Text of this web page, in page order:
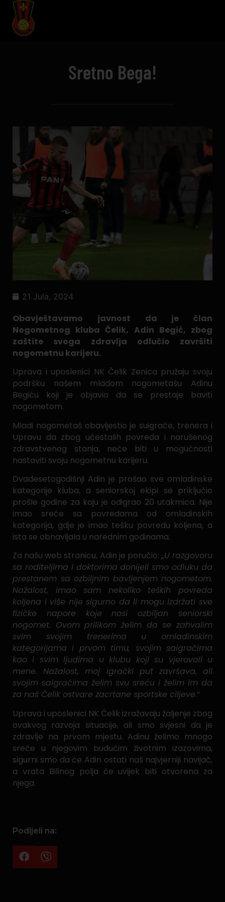
Sretno Bega!
21 Jula, 2024
Obavještavamo javnost da je član
Nogometnog kluba Čelik, Adin Begić, zbog
zaštite svoga zdravlja odlučio završiti
nogometnu karijeru.
Uprava i uposlenici NK Čelik Zenica pružaju svoju
podršku našem mladom nogometašu Adinu
Begiću koji je objavio da se prestaje baviti
nogometom.
Mladi nogometaš obavijestio je suigrače, trenera i
Upravu da zbog učestalih povreda i narušenog
zdravstvenog stanja, neće biti u mogućnosti
nastaviti svoju nogometnu karijeru.
Dvadesetogodišnji Adin je prošao sve omladinske
kategorije kluba, a seniorskoj ekipi se priključio
prošle godine za koju je odigrao 20 utakmica. Nije
imao sreće sa povredama od omladinskih
kategorija, gdje je imao tešku povredu koljena, a
ista se obnavljala u narednim godinama.
Za našu web stranicu, Adin je poručio: „U razgovoru
sa roditeljima i doktorima donijeli smo odluku da
prestanem sa ozbiljnim bavljenjem nogometom.
Nažalost, imao sam nekoliko teških povreda
koljena i više nije sigurno da li mogu izdržati sve
fizičke napore koje nosi ozbiljan seniorski
nogomet. Ovom prilikom želim da se zahvalim
svim svojim trenerima u omladinskim
kategorijama i prvom timu, svojim saigračima
kao i svim ljudima u klubu koji su vjerovali u
mene. Nažalost, moj igrački put završava, ali
svojim saigračima želim svu sreću i želim im da
za naš Čelik ostvare zacrtane sportske ciljeve.“
Uprava i uposlenici NK Čelik izražavaju žaljenje zbog
ovakvog razvoja situacije, ali smo svjesni da je
zdravlje na prvom mjestu. Adinu želimo mnogo
sreće u njegovim budućim životnim izazovima,
sigurni smo da će Adin ostati naš najvjerniji navijač,
a vrata Bilinog polja će uvijek biti otvorena za
njega.
Podijeli na: